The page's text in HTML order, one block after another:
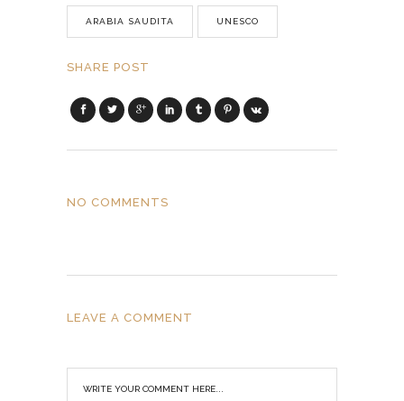
ARABIA SAUDITA UNESCO
SHARE POST
NO COMMENTS
LEAVE A COMMENT